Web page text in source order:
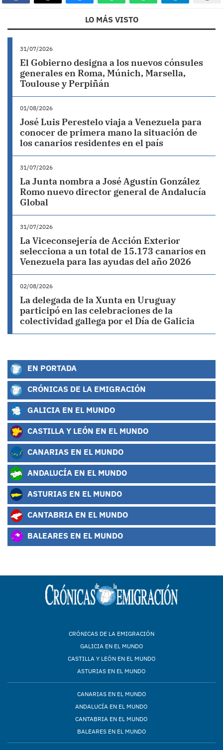
LO MÁS VISTO
31/07/2026
El Gobierno designa a los nuevos cónsules
generales en Roma, Múnich, Marsella,
Toulouse y Perpiñán
01/08/2026
José Luis Perestelo viaja a Venezuela para
conocer de primera mano la situación de
los canarios residentes en el país
31/07/2026
La Junta nombra a José Agustín González
Romo nuevo director general de Andalucía
Global
31/07/2026
La Viceconsejería de Acción Exterior
selecciona a un total de 15.173 canarios en
Venezuela para las ayudas del año 2026
02/08/2026
La delegada de la Xunta en Uruguay
participó en las celebraciones de la
colectividad gallega por el Día de Galicia
EN PORTADA
CRÓNICAS DE LA EMIGRACIÓN
GALICIA EN EL MUNDO
CASTILLA Y LEÓN EN EL MUNDO
CANARIAS EN EL MUNDO
ANDALUCÍA EN EL MUNDO
ASTURIAS EN EL MUNDO
CANTABRIA EN EL MUNDO
BALEARES EN EL MUNDO
CRÓNICAS DE LA EMIGRACIÓN
GALICIA EN EL MUNDO
CASTILLA Y LEÓN EN EL MUNDO
ASTURIAS EN EL MUNDO
CANARIAS EN EL MUNDO
ANDALUCÍA EN EL MUNDO
CANTABRIA EN EL MUNDO
BALEARES EN EL MUNDO